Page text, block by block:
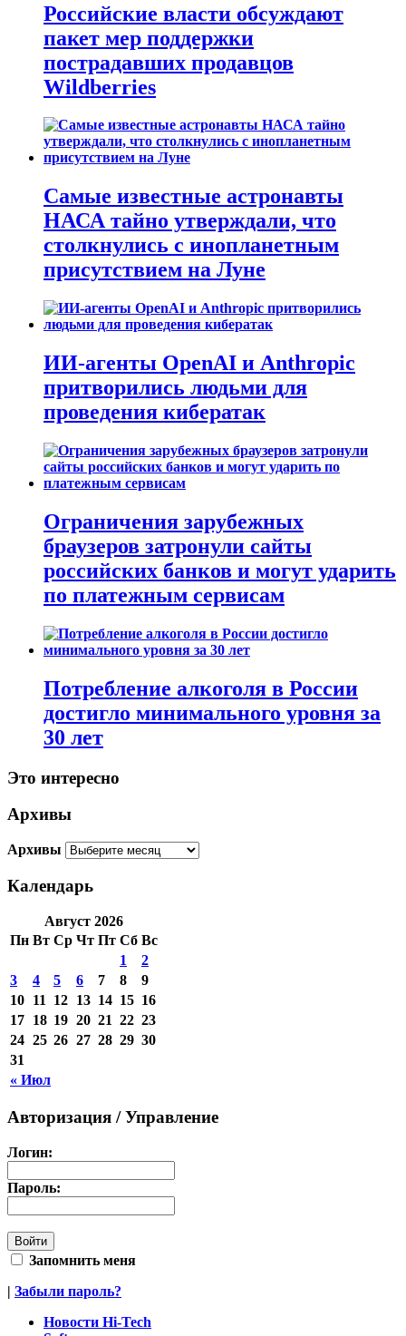
Российские власти обсуждают
пакет мер поддержки
пострадавших продавцов
Wildberries
Самые известные астронавты
НАСА тайно утверждали, что
столкнулись с инопланетным
присутствием на Луне
ИИ-агенты OpenAI и Anthropic
притворились людьми для
проведения кибератак
Ограничения зарубежных
браузеров затронули сайты
российских банков и могут ударить
по платежным сервисам
Потребление алкоголя в России
достигло минимального уровня за
30 лет
Это интересно
Архивы
Архивы
Календарь
Август 2026
Пн Вт Ср Чт Пт Сб Вс
« Июл
1
2
3
4 5 6 7 8
9
10 11 12 13 14 15 16
17 18 19 20 21 22 23
24 25 26 27 28 29 30
31
Авторизация / Управление
Логин:
Пароль:
Запомнить меня
| Забыли пароль?
Новости Hi-Tech